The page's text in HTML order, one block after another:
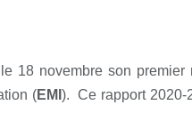
18 novembre son
(EMI ). Ce rapport 2020-